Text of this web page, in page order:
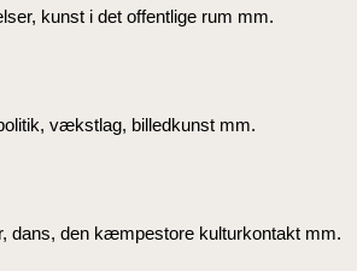
kunst i det offentlige rum mm.
vækstlag, billedkunst mm.
dans, den kæmpestore kulturkontakt mm.